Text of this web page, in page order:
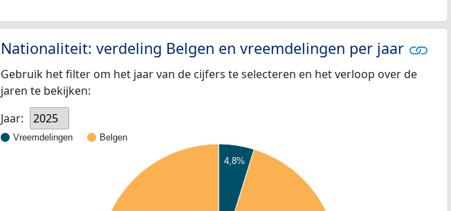
Nationaliteit: verdeling Belgen en vreemdelingen per jaar
Gebruik het filter om het jaar van de cijfers te selecteren en het verloop over de
jaren te bekijken:
Jaar:
2025
Vreemdelingen Belgen
4,8%